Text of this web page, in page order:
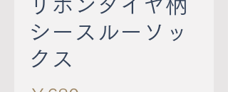
リボンダイヤ柄
シースルーソッ
クス